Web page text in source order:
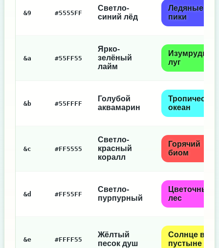
&9 #5555FF
Светло-
синий лёд
Ледяные
пики
&a #55FF55
Ярко-
зелёный
лайм
Изумрудный
луг
&b #55FFFF
Голубой
аквамарин
Тропический
океан
&c #FF5555
Светло-
красный
коралл
Горячий
биом
&d #FF55FF
Светло-
пурпурный
Цветочный
лес
&e #FFFF55
Жёлтый
песок душ
Солнце в
пустыне